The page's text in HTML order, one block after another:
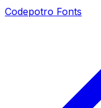
Codepotro Fonts